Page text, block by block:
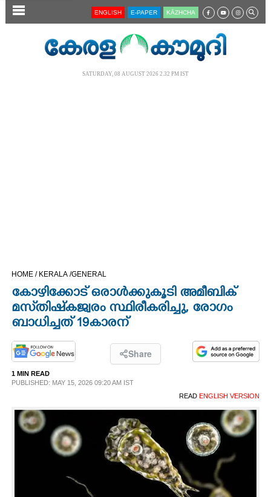
SECTIONS
OPINION
PHOTOS
LIFESTYLE
SPIRITUAL
ENGLISH E-PAPER KĀZHCHA
SATURDAY, 08 AUGUST 2026 2.32 PM IST
HOME / KERALA /GENERAL
കോഴിക്കോട് ഒരാൾക്കുകൂടി അമീബിക്
മസ്‌തിഷ്‌കജ്വരം സ്ഥിരീകരിച്ചു, രോഗം
ബാധിച്ചത് 19കാരന്
Share
1 MIN READ
PUBLISHED: MAY 15, 2026 09:20 AM IST
READ ENGLISH VERSION